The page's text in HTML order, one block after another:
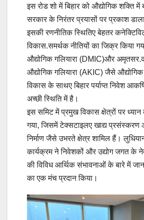
इस रोड शो में बिहार को औद्योगिक शक्ति
सरकार के निरंतर प्रयासों पर प्रकाश
इसकी रणनीतिक स्थितिए बेहतर
विकास.समर्थक नीतियों का जिक्र किया
औद्योगिक गलियारा (DMIC)और
औद्योगिक गलियारा (AKIC) जैसे औद्योगिक
विकास के साथए बिहार पर्याप्त निवेश
अच्छी स्थिति में है।
इस समिट में प्रमुख विकास क्षेत्रों पर ध्यान
गया, जिसमें टेक्सटाइलए खाद्य प्रसंस्करण
निर्माण जैसे उभरते क्षेत्र शामिल हैं।
कार्यक्रम ने निवेशकों और उद्योग जगत के
की विविध आर्थिक संभावनाओं के बारे में
का एक मंच प्रदान किया।